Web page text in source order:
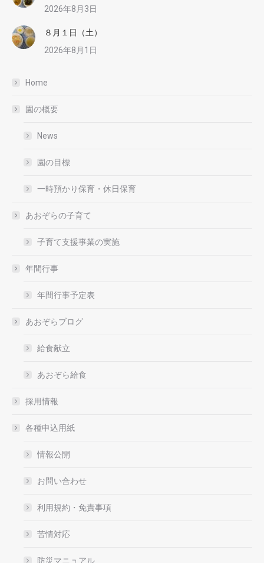
2026年8月3日
８月１日（土）
2026年8月1日
Home
園の概要
News
園の目標
一時預かり保育・休日保育
あおぞらの子育て
子育て支援事業の実施
年間行事
年間行事予定表
あおぞらブログ
給食献立
あおぞら給食
採用情報
各種申込用紙
情報公開
お問い合わせ
利用規約・免責事項
苦情対応
防災マニュアル